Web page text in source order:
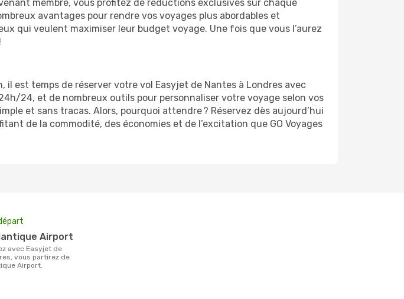
membre, vous profitez de réductions exclusives sur chaque
avantages pour rendre vos voyages plus abordables et
qui veulent maximiser leur budget voyage. Une fois que vous l’aurez
est temps de réserver votre vol Easyjet de Nantes à Londres avec
24, et de nombreux outils pour personnaliser votre voyage selon vos
et sans tracas. Alors, pourquoi attendre ? Réservez dès aujourd’hui
de la commodité, des économies et de l’excitation que GO Voyages
Airport
vous partirez de
Airport.